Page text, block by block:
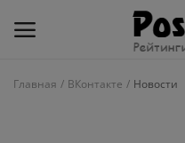
Главная ВКонтакте Новости